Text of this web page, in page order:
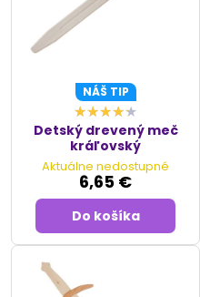
NÁŠ TIP
Detský drevený meč
kráľovský
Aktuálne nedostupné
6,65 €
Do košíka